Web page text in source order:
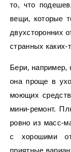
то, что
вещи, которые
двухсторонних
странных каких-
Бери, например,
она проще в
моющих
мини-ремонт.
ровно из масс-
с хорошими
приятные